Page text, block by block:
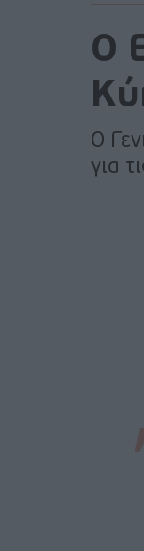
Ο
Ο
για